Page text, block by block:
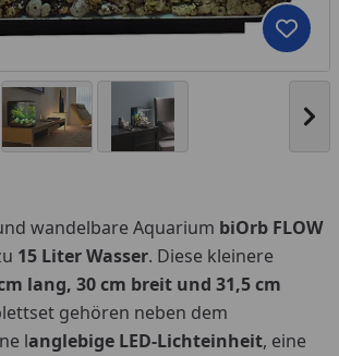
anzeigen
wandelbare Aquarium biOrb FLOW
15 Liter Wasser. Diese kleinere
lang, 30 cm breit und 31,5 cm
gehören neben dem
langlebige LED-Lichteinheit, eine